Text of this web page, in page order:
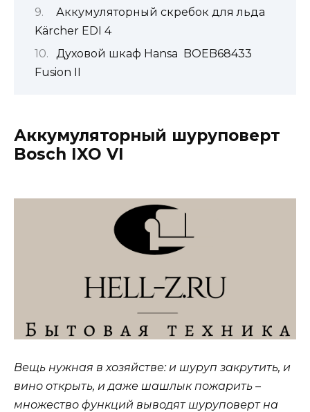
Аккумуляторный скребок для льда
Kärcher EDI 4
Духовой шкаф Hansa BOEB68433
Fusion II
Аккумуляторный шуруповерт
Bosch IXO VI
Вещь нужная в хозяйстве: и шуруп закрутить, и
вино открыть, и даже шашлык пожарить –
множество функций выводят шуруповерт на